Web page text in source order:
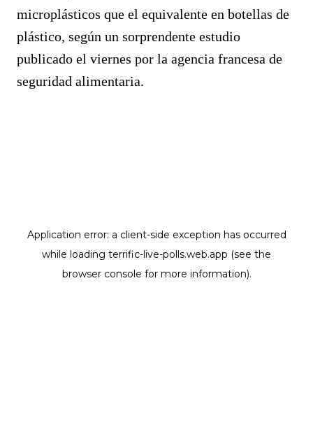
microplásticos que el equivalente en botellas de
plástico, según un sorprendente estudio
publicado el viernes por la agencia francesa de
seguridad alimentaria.